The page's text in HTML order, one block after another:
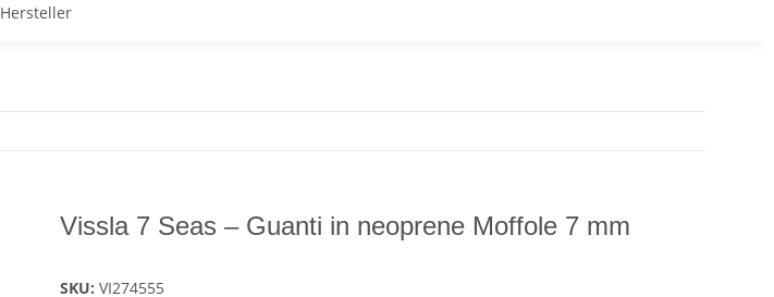
Hersteller
Vissla 7 Seas – Guanti in neoprene Moffole 7 mm
SKU: VI274555